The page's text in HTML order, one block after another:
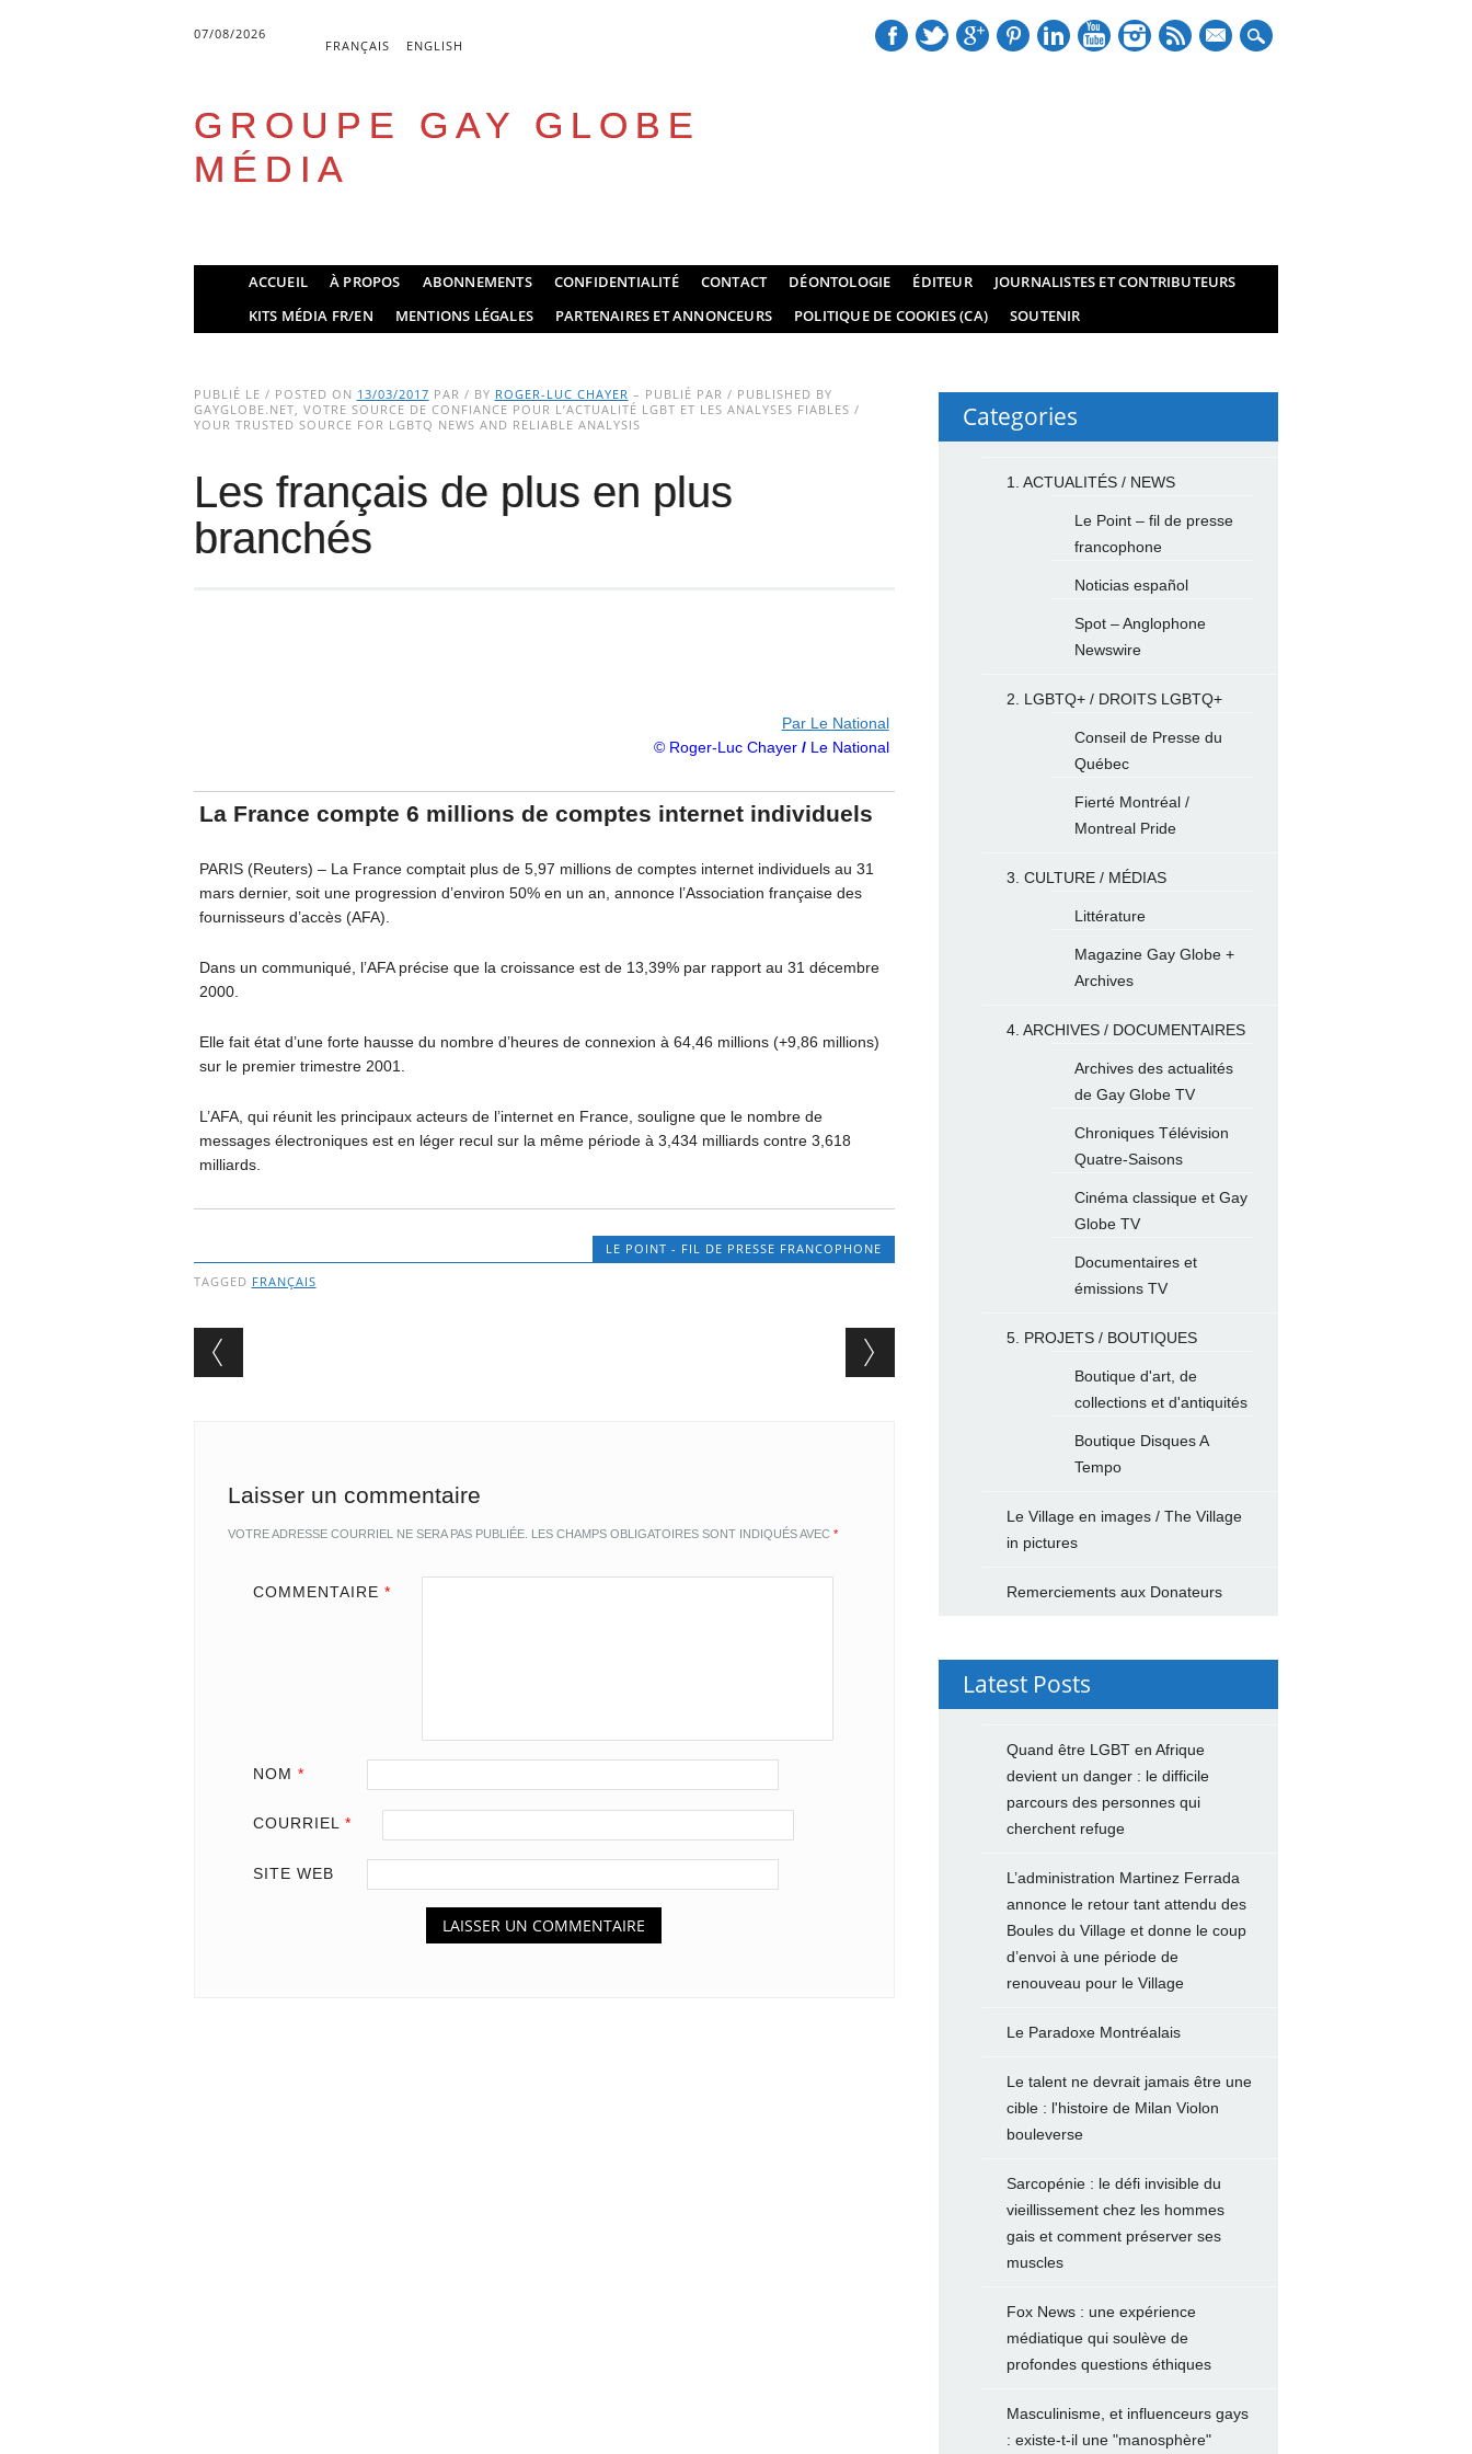
07/08/2026
FRANÇAIS ENGLISH
mail
GROUPE GAY GLOBE
MÉDIA
Main menu
ACCUEIL À PROPOS ABONNEMENTS CONFIDENTIALITÉ CONTACT DÉONTOLOGIE ÉDITEUR
JOURNALISTES ET CONTRIBUTEURS
KITS MÉDIA FR/EN
MENTIONS LÉGALES PARTENAIRES ET ANNONCEURS POLITIQUE DE COOKIES (CA) SOUTENIR
PUBLIÉ LE / POSTED ON 13/03/2017 PAR / BY ROGER-LUC CHAYER – PUBLIÉ PAR / PUBLISHED BY
GAYGLOBE.NET, VOTRE SOURCE DE CONFIANCE POUR L’ACTUALITÉ LGBT ET LES ANALYSES FIABLES /
YOUR TRUSTED SOURCE FOR LGBTQ NEWS AND RELIABLE ANALYSIS
Les français de plus en plus
branchés
Par Le National
© Roger-Luc Chayer/Le National
La France compte 6 millions de comptes internet individuels
PARIS (Reuters) – La France comptait plus de 5,97 millions de comptes internet individuels au 31
mars dernier, soit une progression d’environ 50% en un an, annonce l’Association française des
fournisseurs d’accès (AFA).
Dans un communiqué, l’AFA précise que la croissance est de 13,39% par rapport au 31 décembre
2000.
Elle fait état d’une forte hausse du nombre d’heures de connexion à 64,46 millions (+9,86 millions)
sur le premier trimestre 2001.
L’AFA, qui réunit les principaux acteurs de l’internet en France, souligne que le nombre de
messages électroniques est en léger recul sur la même période à 3,434 milliards contre 3,618
milliards.
LE POINT - FIL DE PRESSE FRANCOPHONE
TAGGED FRANÇAIS
Post navigation
Laisser un commentaire
VOTRE ADRESSE COURRIEL NE SERA PAS PUBLIÉE. LES CHAMPS OBLIGATOIRES SONT INDIQUÉS AVEC *
COMMENTAIRE *
NOM *
COURRIEL *
SITE WEB
Categories
1. ACTUALITÉS / NEWS
Le Point – fil de presse
francophone
Noticias español
Spot – Anglophone
Newswire
2. LGBTQ+ / DROITS LGBTQ+
Conseil de Presse du
Québec
Fierté Montréal /
Montreal Pride
3. CULTURE / MÉDIAS
Littérature
Magazine Gay Globe +
Archives
4. ARCHIVES / DOCUMENTAIRES
Archives des actualités
de Gay Globe TV
Chroniques Télévision
Quatre-Saisons
Cinéma classique et Gay
Globe TV
Documentaires et
émissions TV
5. PROJETS / BOUTIQUES
Boutique d'art, de
collections et d'antiquités
Boutique Disques A
Tempo
Le Village en images / The Village
in pictures
Remerciements aux Donateurs
Latest Posts
Quand être LGBT en Afrique
devient un danger : le difficile
parcours des personnes qui
cherchent refuge
L’administration Martinez Ferrada
annonce le retour tant attendu des
Boules du Village et donne le coup
d’envoi à une période de
renouveau pour le Village
Le Paradoxe Montréalais
Le talent ne devrait jamais être une
cible : l'histoire de Milan Violon
bouleverse
Sarcopénie : le défi invisible du
vieillissement chez les hommes
gais et comment préserver ses
muscles
Fox News : une expérience
médiatique qui soulève de
profondes questions éthiques
Masculinisme, et influenceurs gays
: existe-t-il une "manosphère"